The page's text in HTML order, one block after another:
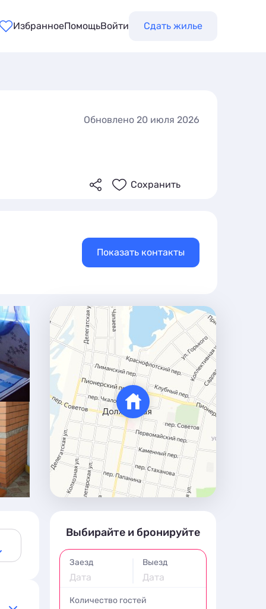
ИзбранноеПомощьВойти Сдать жилье
Обновлено 20 июля 2026
Сохранить
Показать контакты
Выбирайте и бронируйте
Заезд
Дата
Выезд
Дата
Количество гостей